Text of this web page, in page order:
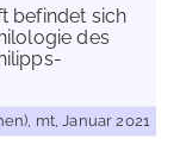
befindet sich
des
mt, Januar 2021